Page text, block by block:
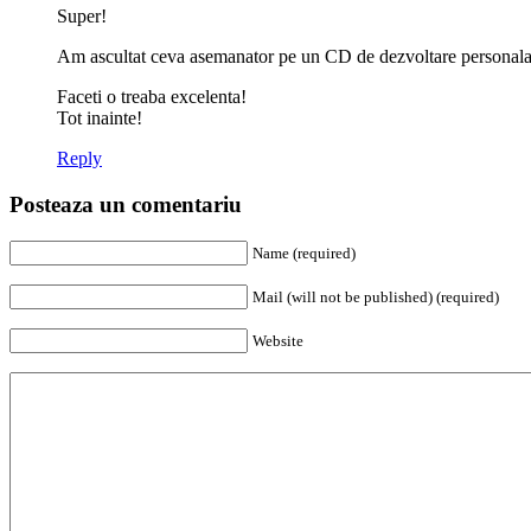
Super!
Am ascultat ceva asemanator pe un CD de dezvoltare
Faceti o treaba excelenta!
Tot inainte!
Reply
Posteaza un comentariu
Name (required)
Mail (will not be published) (required)
Website